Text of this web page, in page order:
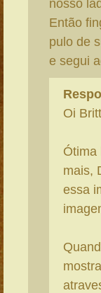
nosso
Então
pulo de
e segui
Oi
Ótima
mais,
essa